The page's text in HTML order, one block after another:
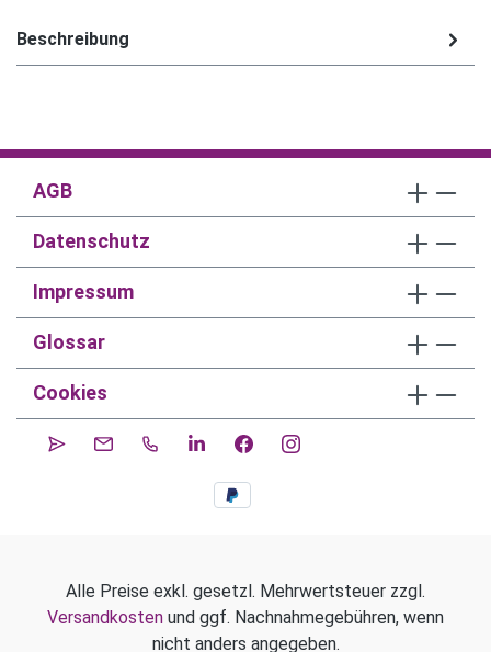
Beschreibung
AGB
Datenschutz
Impressum
Glossar
Cookies
Alle Preise exkl. gesetzl. Mehrwertsteuer zzgl.
Versandkosten und ggf. Nachnahmegebühren, wenn
nicht anders angegeben.